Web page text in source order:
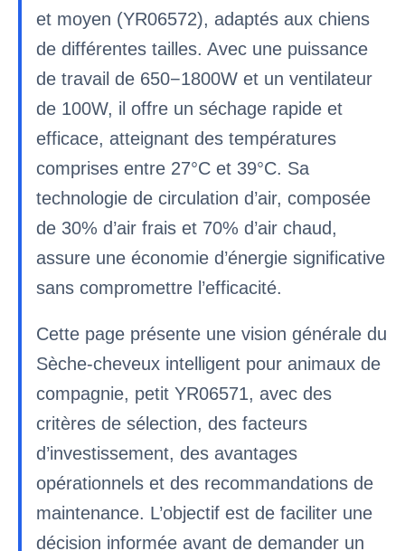
et moyen (YR06572), adaptés aux chiens
de différentes tailles. Avec une puissance
de travail de 650−1800W et un ventilateur
de 100W, il offre un séchage rapide et
efficace, atteignant des températures
comprises entre 27°C et 39°C. Sa
technologie de circulation d’air, composée
de 30% d’air frais et 70% d’air chaud,
assure une économie d’énergie significative
sans compromettre l’efficacité.
Cette page présente une vision générale du
Sèche-cheveux intelligent pour animaux de
compagnie, petit YR06571, avec des
critères de sélection, des facteurs
d’investissement, des avantages
opérationnels et des recommandations de
maintenance. L’objectif est de faciliter une
décision informée avant de demander un